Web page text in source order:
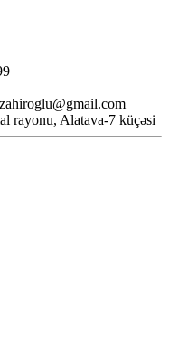
rayonu, Alatava-7 küçəsi